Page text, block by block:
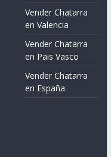
Vender Chatarra
en Valencia
Vender Chatarra
en Pais Vasco
Vender Chatarra
en España